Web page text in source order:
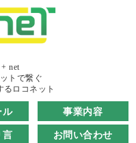
net
トで繋ぐ
るロコネット
ル 事業内容
言 お問い合わせ